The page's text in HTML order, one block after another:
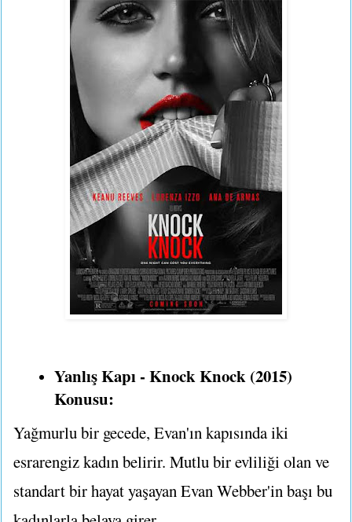
Yanlış Kapı - Knock Knock (2015)
Konusu:
Yağmurlu bir gecede, Evan'ın kapısında iki
esrarengiz kadın belirir. Mutlu bir evliliği olan ve
standart bir hayat yaşayan Evan Webber'in başı bu